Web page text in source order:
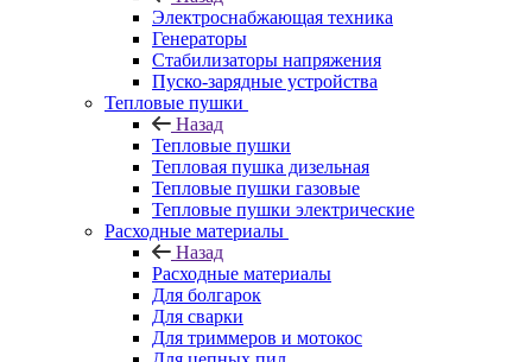
Электроснабжающая техника
Генераторы
Стабилизаторы напряжения
Пуско-зарядные устройства
Тепловые пушки
Назад
Тепловые пушки
Тепловая пушка дизельная
Тепловые пушки газовые
Тепловые пушки электрические
Расходные материалы
Назад
Расходные материалы
Для болгарок
Для сварки
Для триммеров и мотокос